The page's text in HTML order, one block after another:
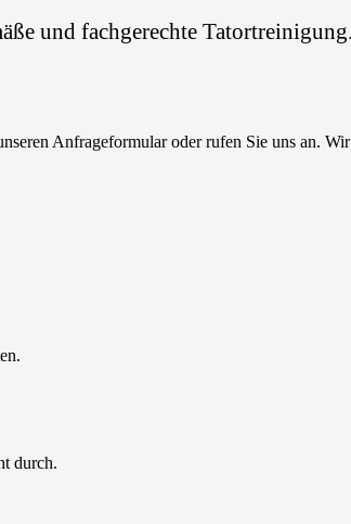
und fachgerechte
Anfrageformular oder rufen Sie uns an.
durch.